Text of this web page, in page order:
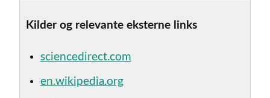
Kilder og relevante eksterne links
sciencedirect.com
en.wikipedia.org